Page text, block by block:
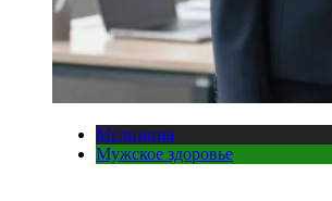
Медицина
Мужское здоровье